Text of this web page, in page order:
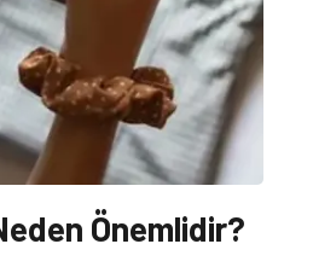
Önemlidir?